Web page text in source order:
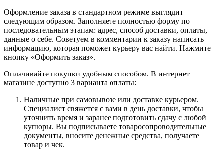
Оформление заказа в стандартном режиме выглядит
следующим образом. Заполняете полностью форму по
последовательным этапам: адрес, способ доставки, оплаты,
данные о себе. Советуем в комментарии к заказу написать
информацию, которая поможет курьеру вас найти. Нажмите
кнопку «Оформить заказ».
Оплачивайте покупки удобным способом. В интернет-
магазине доступно 3 варианта оплаты:
Наличные при самовывозе или доставке курьером.
Специалист свяжется с вами в день доставки, чтобы
уточнить время и заранее подготовить сдачу с любой
купюры. Вы подписываете товаросопроводительные
документы, вносите денежные средства, получаете
товар и чек.